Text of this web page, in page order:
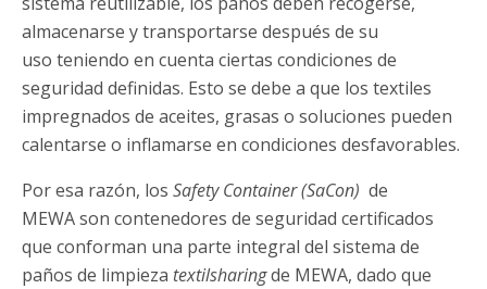
almacenarse y transportarse después de su
uso teniendo en cuenta ciertas condiciones de
seguridad definidas. Esto se debe a que los textiles
impregnados de aceites, grasas o soluciones pueden
calentarse o inflamarse en condiciones desfavorables.
Por esa razón, los Safety Container (SaCon) de
MEWA son contenedores de seguridad certificados
que conforman una parte integral del sistema de
paños de limpieza textilsharingde MEWA, dado que